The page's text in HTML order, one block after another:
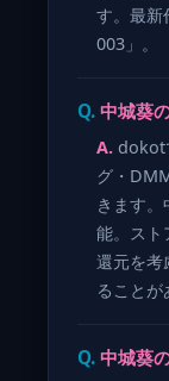
す。最新
003」。
中城葵
dokot
グ・
きます
能。スト
還元を考
ることが
中城葵